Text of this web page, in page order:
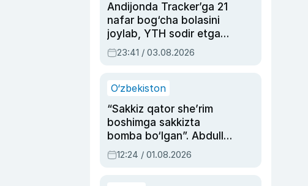
Andijonda Tracker’ga 21
nafar bog‘cha bolasini
joylab, YTH sodir etgan
ayolga sud hukmi o‘qildi
23:41 / 03.08.2026
O‘zbekiston
“Sakkiz qator she’rim
boshimga sakkizta
bomba bo‘lgan”. Abdulla
Oripovni siyosiy
ayblovlardan asrab
12:24 / 01.08.2026